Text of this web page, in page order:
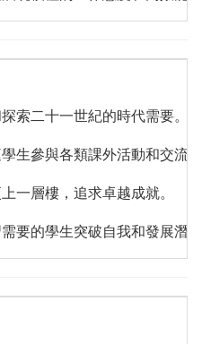
索二十一世紀的時代需要。
生參與各類課外活動和交流
一層樓，追求卓越成就。
要的學生突破自我和發展潛